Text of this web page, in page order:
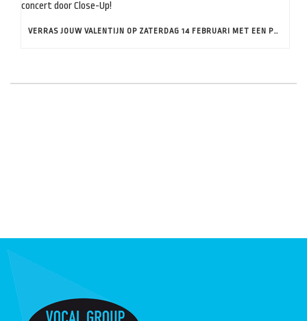
VERRAS JOUW VALENTIJN OP ZATERDAG 14 FEBRUARI MET EEN PRIVÉ CONCERT DOOR CLOSE-UP!